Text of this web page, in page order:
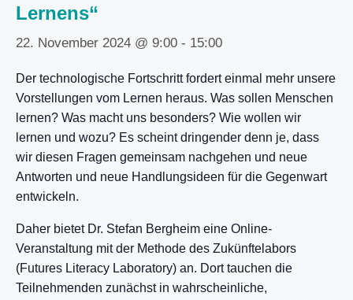
Lernens“
22. November 2024 @ 9:00 - 15:00
Der technologische Fortschritt fordert einmal mehr unsere
Vorstellungen vom Lernen heraus. Was sollen Menschen
lernen? Was macht uns besonders? Wie wollen wir
lernen und wozu? Es scheint dringender denn je, dass
wir diesen Fragen gemeinsam nachgehen und neue
Antworten und neue Handlungsideen für die Gegenwart
entwickeln.
Daher bietet Dr. Stefan Bergheim eine Online-
Veranstaltung mit der Methode des Zukünftelabors
(Futures Literacy Laboratory) an. Dort tauchen die
Teilnehmenden zunächst in wahrscheinliche,